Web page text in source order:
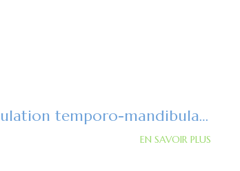
Le mouvement normal de l’articulation temporo-mandibulaire
EN SAVOIR PLUS